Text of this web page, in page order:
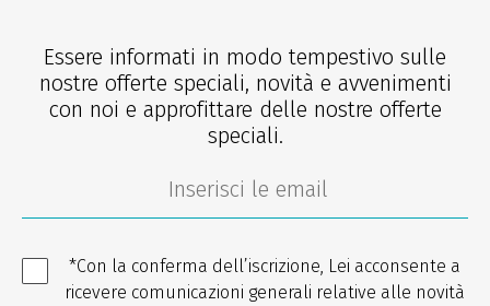
Essere informati in modo tempestivo sulle
nostre offerte speciali, novità e avvenimenti
con noi e approfittare delle nostre offerte
speciali.
*Con la conferma dell’iscrizione, Lei acconsente a
ricevere comunicazioni generali relative alle novità